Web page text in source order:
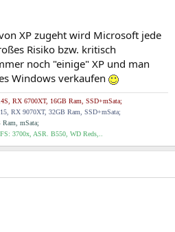
XP zugeht wird Microsoft jede
Risiko bzw. kritisch
noch "einige" XP und man
Windows verkaufen
RX 6700XT, 16GB Ram, SSD+mSata;
RX 9070XT, 32GB Ram, SSD+mSata;
mSata;
FS: 3700x, ASR. B550, WD Reds,..